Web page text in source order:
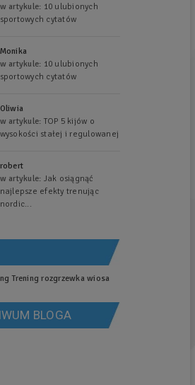
w artykule: 10 ulubionych
sportowych cytatów
Monika
w artykule: 10 ulubionych
sportowych cytatów
Oliwia
w artykule: TOP 5 kijów o
wysokości stałej i regulowanej
robert
w artykule: Jak osiągnąć
najlepsze efekty trenując
nordic...
Trening rozgrzewka wiosa
BLOGA